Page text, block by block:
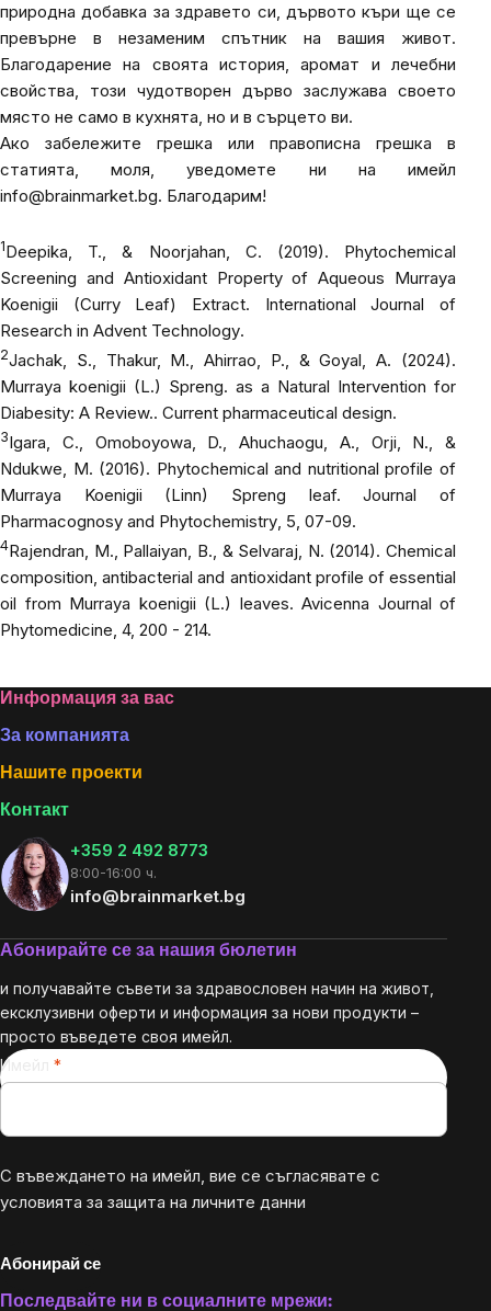
природна добавка за здравето си, дървото къри ще се
превърне в незаменим спътник на вашия живот.
Благодарение на своята история, аромат и лечебни
свойства, този чудотворен дърво заслужава своето
място не само в кухнята, но и в сърцето ви.
Ако забележите грешка или правописна грешка в
статията, моля, уведомете ни на имейл
info@brainmarket.bg. Благодарим!
1Deepika, T., & Noorjahan, C. (2019). Phytochemical
Screening and Antioxidant Property of Aqueous Murraya
Koenigii (Curry Leaf) Extract. International Journal of
Research in Advent Technology.
2Jachak, S., Thakur, M., Ahirrao, P., & Goyal, A. (2024).
Murraya koenigii (L.) Spreng. as a Natural Intervention for
Diabesity: A Review.. Current pharmaceutical design.
3Igara, C., Omoboyowa, D., Ahuchaogu, A., Orji, N., &
Ndukwe, M. (2016). Phytochemical and nutritional profile of
Murraya Koenigii (Linn) Spreng leaf.Journal of
Pharmacognosy and Phytochemistry, 5, 07-09.
4Rajendran, M., Pallaiyan, B., & Selvaraj, N. (2014). Chemical
composition, antibacterial and antioxidant profile of essential
oil from Murraya koenigii (L.) leaves. Avicenna Journal of
Phytomedicine, 4, 200 - 214.
Footer
Информация за вас
За компанията
Нашите проекти
Контакт
+359 2 492 8773
8:00-16:00 ч.
info@brainmarket.bg
Абонирайте се за нашия бюлетин
и получавайте съвети за здравословен начин на живот,
ексклузивни оферти и информация за нови продукти –
просто въведете своя имейл.
Имейл
С въвеждането на имейл, вие се съгласявате с
условията за защита на личните данни
Абонирай се
Последвайте ни в социалните мрежи: